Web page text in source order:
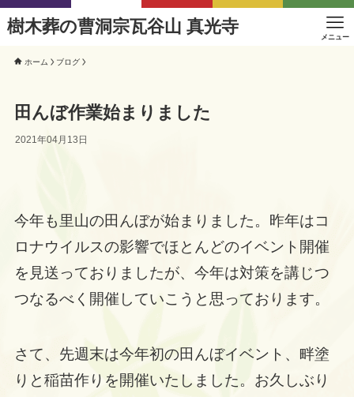
樹木葬の曹洞宗瓦谷山 真光寺
メニュー
ホーム ブログ
田んぼ作業始まりました
2021年04月13日
今年も里山の田んぼが始まりました。昨年はコ
ロナウイルスの影響でほとんどのイベント開催
を見送っておりましたが、今年は対策を講じつ
つなるべく開催していこうと思っております。
さて、先週末は今年初の田んぼイベント、畔塗
りと稲苗作りを開催いたしました。お久しぶり